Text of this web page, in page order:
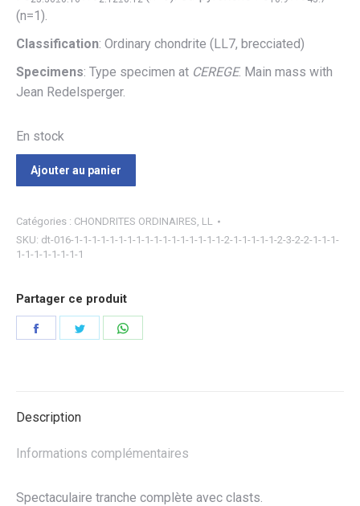
(n=1).
Classification: Ordinary chondrite (LL7, brecciated)
Specimens: Type specimen at CEREGE. Main mass with
Jean Redelsperger.
En stock
Ajouter au panier
Catégories : CHONDRITES ORDINAIRES LL
SKU: dt-016-1-1-1-1-1-1-1-1-1-1-1-1-1-1-1-1-1-2-1-1-1-1-1-2-3-2-2-1-1-1-
1-1-1-1-1-1-1-1
Partager ce produit
Partager Partager
Description
Informations complémentaires
Spectaculaire tranche complète avec clasts.